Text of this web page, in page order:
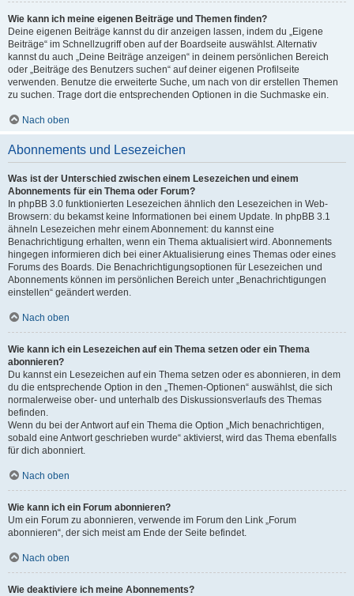
Wie kann ich meine eigenen Beiträge und Themen finden?
Deine eigenen Beiträge kannst du dir anzeigen lassen, indem du „Eigene
Beiträge“ im Schnellzugriff oben auf der Boardseite auswählst. Alternativ
kannst du auch „Deine Beiträge anzeigen“ in deinem persönlichen Bereich
oder „Beiträge des Benutzers suchen“ auf deiner eigenen Profilseite
verwenden. Benutze die erweiterte Suche, um nach von dir erstellen Themen
zu suchen. Trage dort die entsprechenden Optionen in die Suchmaske ein.
Nach oben
Abonnements und Lesezeichen
Was ist der Unterschied zwischen einem Lesezeichen und einem
Abonnements für ein Thema oder Forum?
In phpBB 3.0 funktionierten Lesezeichen ähnlich den Lesezeichen in Web-
Browsern: du bekamst keine Informationen bei einem Update. In phpBB 3.1
ähneln Lesezeichen mehr einem Abonnement: du kannst eine
Benachrichtigung erhalten, wenn ein Thema aktualisiert wird. Abonnements
hingegen informieren dich bei einer Aktualisierung eines Themas oder eines
Forums des Boards. Die Benachrichtigungsoptionen für Lesezeichen und
Abonnements können im persönlichen Bereich unter „Benachrichtigungen
einstellen“ geändert werden.
Nach oben
Wie kann ich ein Lesezeichen auf ein Thema setzen oder ein Thema
abonnieren?
Du kannst ein Lesezeichen auf ein Thema setzen oder es abonnieren, in dem
du die entsprechende Option in den „Themen-Optionen“ auswählst, die sich
normalerweise ober- und unterhalb des Diskussionsverlaufs des Themas
befinden.
Wenn du bei der Antwort auf ein Thema die Option „Mich benachrichtigen,
sobald eine Antwort geschrieben wurde“ aktivierst, wird das Thema ebenfalls
für dich abonniert.
Nach oben
Wie kann ich ein Forum abonnieren?
Um ein Forum zu abonnieren, verwende im Forum den Link „Forum
abonnieren“, der sich meist am Ende der Seite befindet.
Nach oben
Wie deaktiviere ich meine Abonnements?